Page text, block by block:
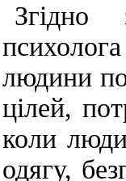
Згідно
людини
цілей,
коли
одягу,